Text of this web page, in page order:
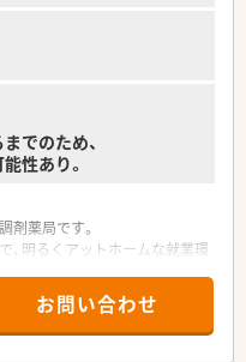
でのため、
性あり。
剤薬局です。
明るくアットホームな就業環
お問い合わせ